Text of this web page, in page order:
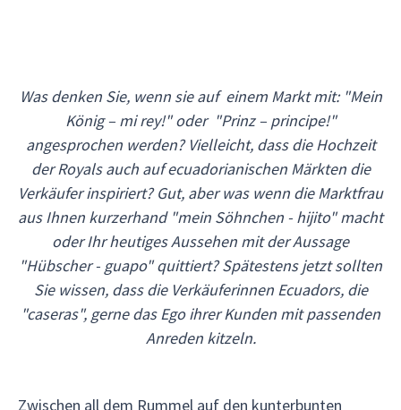
Was denken Sie, wenn sie auf einem Markt mit: "Mein
König – mi rey!" oder "Prinz – principe!"
angesprochen werden? Vielleicht, dass die Hochzeit
der Royals auch auf ecuadorianischen Märkten die
Verkäufer inspiriert? Gut, aber was wenn die Marktfrau
aus Ihnen kurzerhand "mein Söhnchen - hijito" macht
oder Ihr heutiges Aussehen mit der Aussage
"Hübscher - guapo" quittiert? Spätestens jetzt sollten
Sie wissen, dass die Verkäuferinnen Ecuadors, die
"caseras", gerne das Ego ihrer Kunden mit passenden
Anreden kitzeln.
Zwischen all dem Rummel auf den kunterbunten